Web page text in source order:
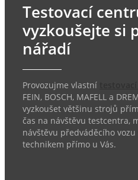
Testovací
vyzkoušejte si
nářadí
Provozujme vlastní
FEIN, BOSCH, MAFELL a
vyzkoušet většinu strojů
čas na návštěvu testcentra,
návštěvu předváděcího
technikem přímo u Vás.